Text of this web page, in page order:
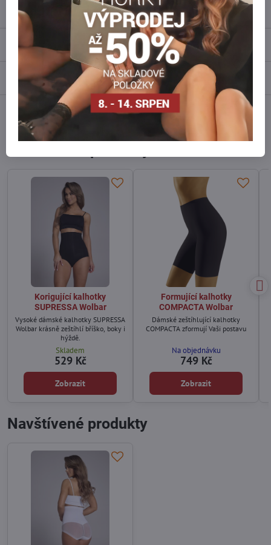
Popis
Recenze
Diskuse
Reddit WhatsApp
Korigující kalhotky
SUPRESSA Wolbar
Vysoké dámské kalhotky SUPRESSA
Wolbar krásně zeštíhlí bříško, boky i
hýždě.
Skladem
529 Kč
Zobrazit
Formující kalhotky
COMPACTA Wolbar
Dámské zeštíhlující kalhotky
COMPACTA zformují Vaši postavu
Na objednávku
749 Kč
Zobrazit
Navštívené produkty